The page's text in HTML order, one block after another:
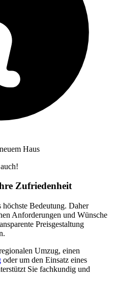
Haus
Zufriedenheit
höchste Bedeutung. Daher
Anforderungen und Wünsche
Preisgestaltung
Umzug, einen
oder um den Einsatz eines
Sie fachkundig und